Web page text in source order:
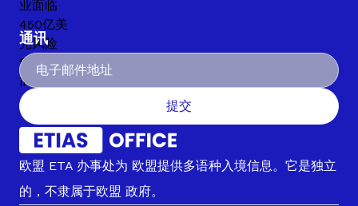
通讯
提交
欧盟 ETA 办事处为 欧盟提供多语种入境信息。它是独立
的，不隶属于欧盟 政府。